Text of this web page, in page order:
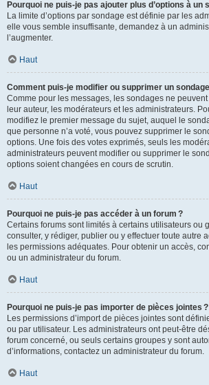
Pourquoi ne puis-je pas ajouter plus d’options à un
La limite d’options par sondage est définie par les
elle vous semble insuffisante, demandez à un
l’augmenter.
Haut
Comment puis-je modifier ou supprimer un
Comme pour les messages, les sondages ne
leur auteur, les modérateurs et les administrateurs.
modifiez le premier message du sujet, auquel le
que personne n’a voté, vous pouvez supprimer le
options. Une fois des votes exprimés, seuls les
administrateurs peuvent modifier ou supprimer le
options soient changées en cours de scrutin.
Haut
Pourquoi ne puis-je pas accéder à un forum ?
Certains forums sont limités à certains utilisateurs ou
consulter, y rédiger, publier ou y effectuer toute autre
les permissions adéquates. Pour obtenir un accès,
ou un administrateur du forum.
Haut
Pourquoi ne puis-je pas importer de pièces jointes ?
Les permissions d’import de pièces jointes sont
ou par utilisateur. Les administrateurs ont peut-être
forum concerné, ou seuls certains groupes y sont
d’informations, contactez un administrateur du forum.
Haut